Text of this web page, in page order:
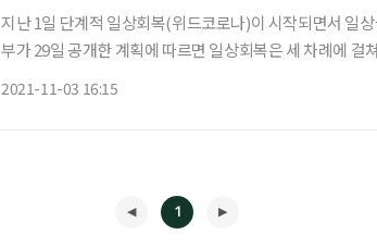
지난 1일 단계적 일상회복(위드코로나)이 시작되면서 일
부가 29일 공개한 계획에 따르면 일상회복은 세 차례에 걸
2021-11-03 16:15
1